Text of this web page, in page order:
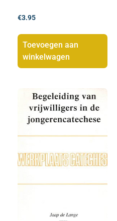
€3.95
Toevoegen aan
winkelwagen